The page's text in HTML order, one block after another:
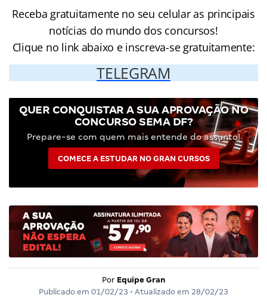
Receba gratuitamente no seu celular as principais
notícias do mundo dos concursos!
Clique no link abaixo e inscreva-se gratuitamente:
TELEGRAM
QUER CONQUISTAR A SUA APROVAÇÃO NO
CONCURSO SEMA DF?
Prepare-se com quem mais entende do assunto!
COMECE A ESTUDAR NO GRAN CURSOS
Por Equipe Gran
Publicado em 01/02/23 • Atualizado em 28/02/23